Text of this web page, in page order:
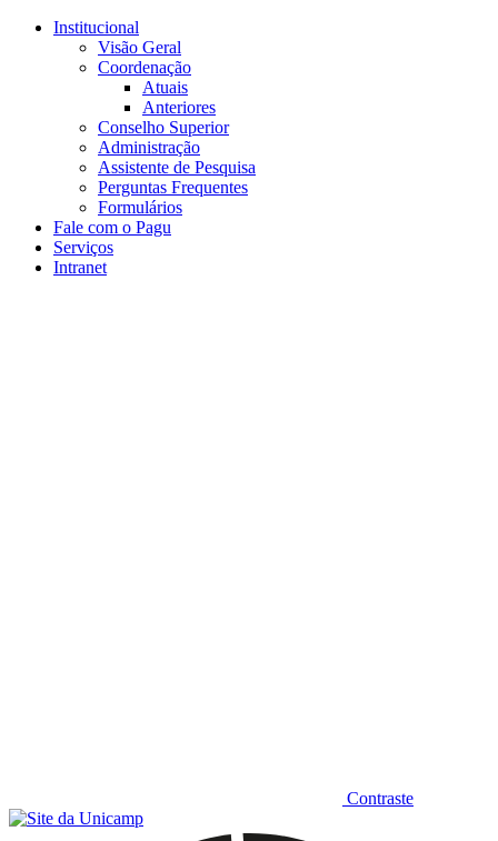
Conteúdo principal
Institucional
Visão Geral
Coordenação
Atuais
Anteriores
Conselho Superior
Administração
Assistente de Pesquisa
Perguntas Frequentes
Formulários
Fale com o Pagu
Serviços
Intranet
Contraste